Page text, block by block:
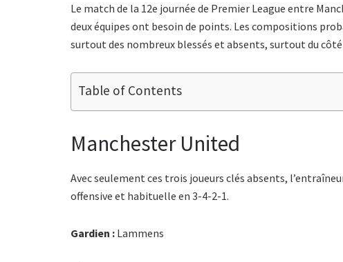
Le match de la 12e journée de Premier League entre
deux équipes ont besoin de points. Les compositions
surtout des nombreux blessés et absents, surtout du
Table of Contents
Manchester United
Avec seulement ces trois joueurs clés absents,
offensive et habituelle en 3-4-2-1.
Gardien : Lammens